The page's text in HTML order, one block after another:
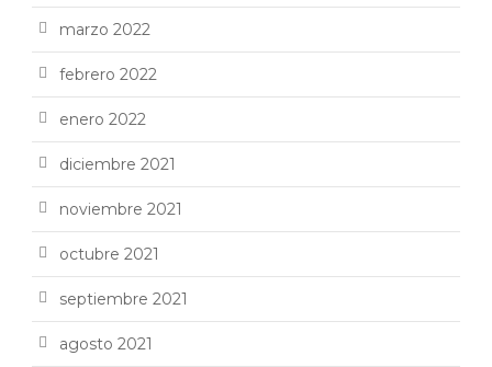
marzo 2022
febrero 2022
enero 2022
diciembre 2021
noviembre 2021
octubre 2021
septiembre 2021
agosto 2021